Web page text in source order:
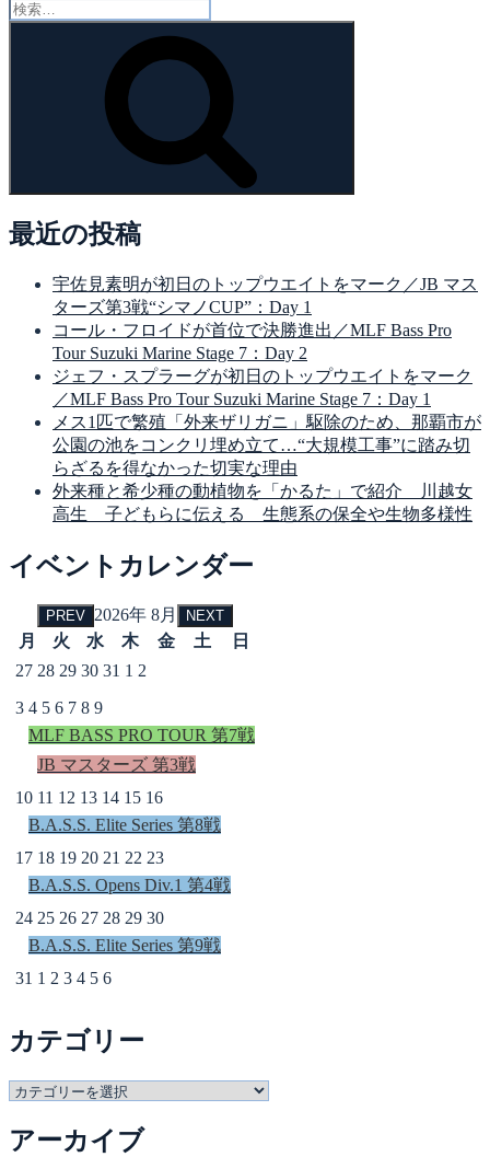
検
最近の投稿
宇佐見素明が初日のトップウエイトをマーク／JB マス
ターズ第3戦“シマノCUP”：Day 1
コール・フロイドが首位で決勝進出／MLF Bass Pro
Tour Suzuki Marine Stage 7：Day 2
ジェフ・スプラーグが初日のトップウエイトをマーク
／MLF Bass Pro Tour Suzuki Marine Stage 7：Day 1
メス1匹で繁殖「外来ザリガニ」駆除のため、那覇市が
公園の池をコンクリ埋め立て…“大規模工事”に踏み切
らざるを得なかった切実な理由
外来種と希少種の動植物を「かるた」で紹介 川越女
高生 子どもらに伝える 生態系の保全や生物多様性
イベントカレンダー
PREV 2026年 8月 NEXT
月 火 水 木 金 土
日
27 28 29 30 31 1 2
3 4 5 6 7 8 9
MLF BASS PRO TOUR 第7戦
JB マスターズ 第3戦
10 11 12 13 14 15 16
B.A.S.S. Elite Series 第8戦
17 18 19 20 21 22 23
B.A.S.S. Opens Div.1 第4戦
24 25 26 27 28 29 30
B.A.S.S. Elite Series 第9戦
31 1 2 3 4 5 6
カテゴリー
カ
ゴ
アーカイブ